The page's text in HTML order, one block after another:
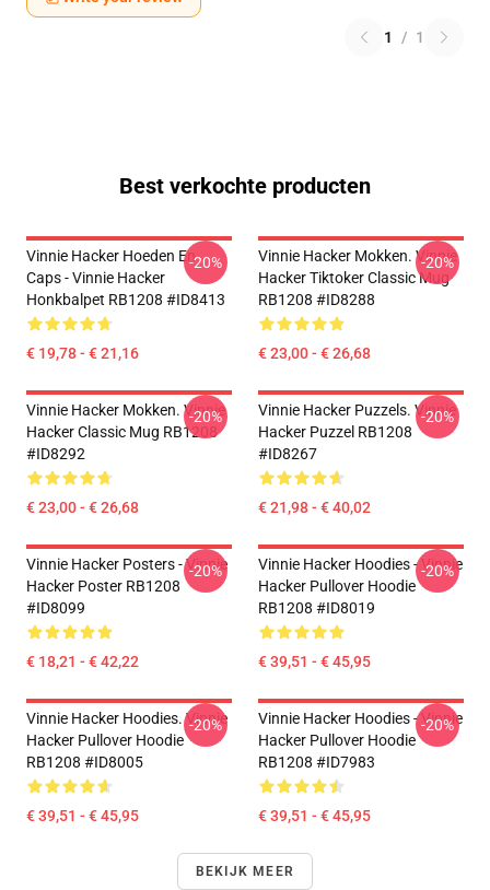
1 / 1
Best verkochte producten
Vinnie Hacker Hoeden En
Caps - Vinnie Hacker
Honkbalpet RB1208 #ID8413
€ 19,78 - € 21,16
-20%
Vinnie Hacker Mokken. Vinnie
Hacker Tiktoker Classic Mug
RB1208 #ID8288
€ 23,00 - € 26,68
-20%
Vinnie Hacker Mokken. Vinnie
Hacker Classic Mug RB1208
#ID8292
€ 23,00 - € 26,68
-20%
Vinnie Hacker Puzzels. Vinnie
Hacker Puzzel RB1208
#ID8267
€ 21,98 - € 40,02
-20%
Vinnie Hacker Posters - Vinnie
Hacker Poster RB1208
#ID8099
€ 18,21 - € 42,22
-20%
Vinnie Hacker Hoodies - Vinnie
Hacker Pullover Hoodie
RB1208 #ID8019
€ 39,51 - € 45,95
-20%
Vinnie Hacker Hoodies. Vinnie
Hacker Pullover Hoodie
RB1208 #ID8005
€ 39,51 - € 45,95
-20%
Vinnie Hacker Hoodies - Vinnie
Hacker Pullover Hoodie
RB1208 #ID7983
€ 39,51 - € 45,95
-20%
BEKIJK MEER